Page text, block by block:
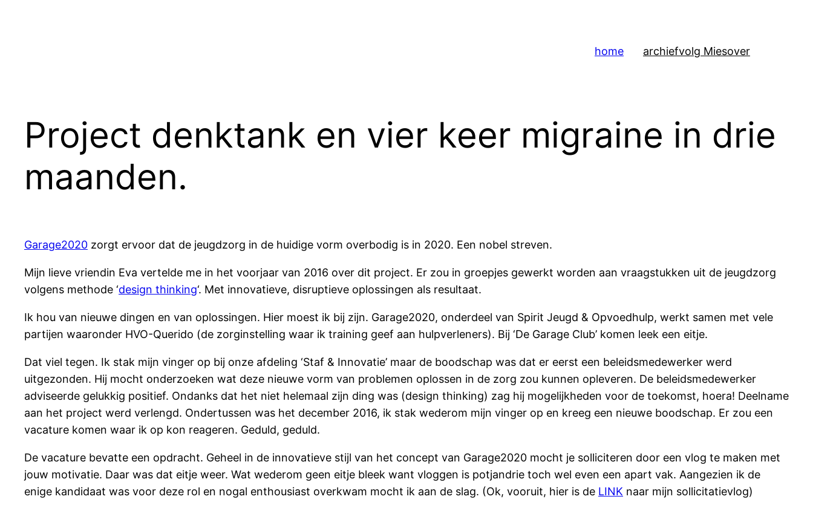
home archiefvolg Miesover
Project denktank en vier keer migraine in drie
maanden.
Garage2020 zorgt ervoor dat de jeugdzorg in de huidige vorm overbodig is in 2020. Een nobel streven.
Mijn lieve vriendin Eva vertelde me in het voorjaar van 2016 over dit project. Er zou in groepjes gewerkt worden aan vraagstukken uit de jeugdzorg
volgens methode ‘design thinking‘. Met innovatieve, disruptieve oplossingen als resultaat.
Ik hou van nieuwe dingen en van oplossingen. Hier moest ik bij zijn. Garage2020, onderdeel van Spirit Jeugd & Opvoedhulp, werkt samen met vele
partijen waaronder HVO-Querido (de zorginstelling waar ik training geef aan hulpverleners). Bij ‘De Garage Club’ komen leek een eitje.
Dat viel tegen. Ik stak mijn vinger op bij onze afdeling ‘Staf & Innovatie’ maar de boodschap was dat er eerst een beleidsmedewerker werd
uitgezonden. Hij mocht onderzoeken wat deze nieuwe vorm van problemen oplossen in de zorg zou kunnen opleveren. De beleidsmedewerker
adviseerde gelukkig positief. Ondanks dat het niet helemaal zijn ding was (design thinking) zag hij mogelijkheden voor de toekomst, hoera! Deelname
aan het project werd verlengd. Ondertussen was het december 2016, ik stak wederom mijn vinger op en kreeg een nieuwe boodschap. Er zou een
vacature komen waar ik op kon reageren. Geduld, geduld.
De vacature bevatte een opdracht. Geheel in de innovatieve stijl van het concept van Garage2020 mocht je solliciteren door een vlog te maken met
jouw motivatie. Daar was dat eitje weer. Wat wederom geen eitje bleek want vloggen is potjandrie toch wel even een apart vak. Aangezien ik de
enige kandidaat was voor deze rol en nogal enthousiast overkwam mocht ik aan de slag. (Ok, vooruit, hier is de LINK naar mijn sollicitatievlog)